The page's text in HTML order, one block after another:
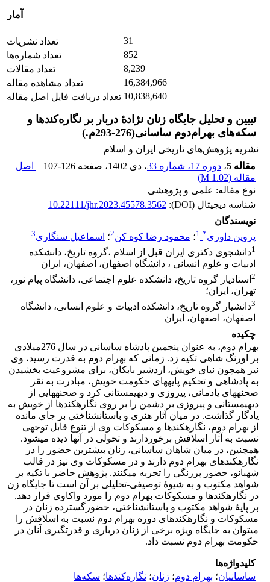
آمار
تعداد نشریات
31
تعداد شماره‌ها
852
تعداد مقالات
8,239
تعداد مشاهده مقاله
16,384,966
تعداد دریافت فایل اصل مقاله 10,838,640
تبیین و تحلیل جایگاه زنان نژادۀ دربار بر نگاره‌کندها و
سکه‌های بهرام‌دوم ساسانی(276-293م.)
نشریه پژوهش‌های تاریخی ایران و اسلام
مقاله 5
، دوره 17، شماره 33 ، دی 1402 ، صفحه 107-126
اصل
مقاله (1.02 M
)
نوع مقاله: علمی و پژوهشی
شناسه دیجیتال (DOI):
10.22111/jhr.2023.45578.3562
نویسندگان
پروین داوری*
1؛ محمود رضا کوه کن2؛ اسماعیل سنگاری3
1دانشجوی دکتری ایران قبل از اسلام ،گروه تاریخ، دانشکده
ادبیات و علوم انسانی ، دانشگاه اصفهان، اصفهان، ایران
2 استادیار گروه تاریخ، دانشکده علوم اجتماعی، دانشگاه پیام نور،
تهران، ایران؛
3دانشیار گروه تاریخ، دانشکده ادبیات و علوم انسانی، دانشگاه
اصفهان، اصفهان، ایران
چکیده
بهرام دوم، به عنوان پنجمین پادشاه ساسانی در سال 276میلادی
بر اورنگ شاهی تکیه زد. زمانی که بهرام دوم به قدرت رسید، وی
نیز همچون نیای خویش، اردشیر بابکان، برای مشروعیت بخشیدن
به پادشاهی و تحکیم پایه­های حکومت خویش، مبادرت به نقر
صحنه­های یادمانی، پیروزی و دیهیم­ستانی کرد و صحنه­هایی از
دیهیم­ستانی و پیروزی بر دشمن را بر روی نگاره­­کندها از خویش به
یادگار گذاشت. در میان آثار هنری و باستان­شناختی بر جای مانده
از بهرام دوم، نگاره­کندها و مسکوکات وی از تنوع قابل توجهی
نسبت به آثار اسلافش برخوردارند و تحولی در آن­ها دیده می­شود.
همچنین، در میان شاهان ساسانی، زنان بیشترین حضور را در
نگاره­کندهای بهرام دوم دارند و در مسکوکات وی نیز در قالب
شهبانو، حضور پررنگی را تجربه می­کنند. پژوهش حاضر با تکیه بر
شواهد مکتوب و به شیوۀ توصیفی-تحلیلی بر آن است تا جایگاه زن
در نگاره­کندها و مسکوکات بهرام دوم را مورد واکاوی قرار دهد.
بر پایۀ شواهد مکتوب و باستان­شناختی، حضورگسترده زنان در
مسکوکات و نگاره­کند­های دوره بهرام دوم نسبت به اسلافش را
می­توان به جایگاه ویژه برخی از زنان درباری و قدرت­گیری آنان در
حکومت بهرام دوم نسبت داد.
کلیدواژه‌ها
ساسانیان؛ بهرام دوم؛ زنان؛ نگاره‌کندها؛ سکه‌ها